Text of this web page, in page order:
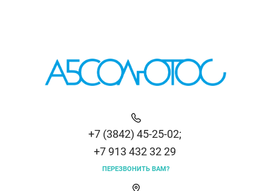
+7 (3842) 45-25-02;
+7 913 432 32 29
ПЕРЕЗВОНИТЬ ВАМ?